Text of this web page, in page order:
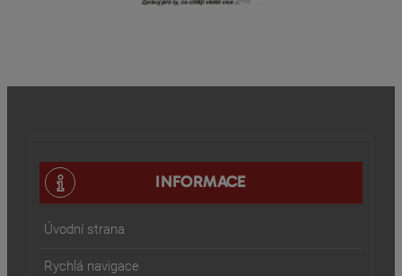
INFORMACE
Úvodní strana
Rychlá navigace